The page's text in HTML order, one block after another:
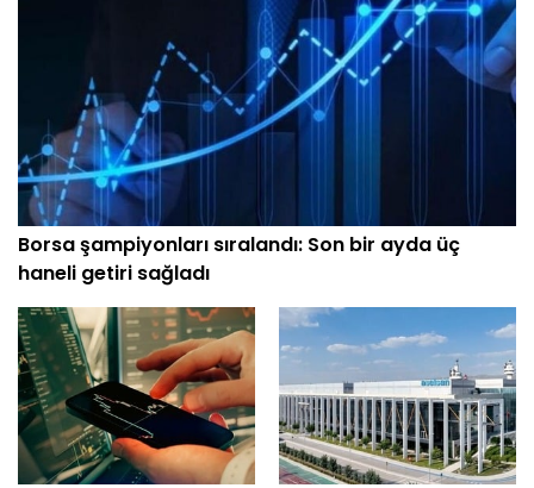
Borsa şampiyonları sıralandı: Son bir ayda üç
haneli getiri sağladı